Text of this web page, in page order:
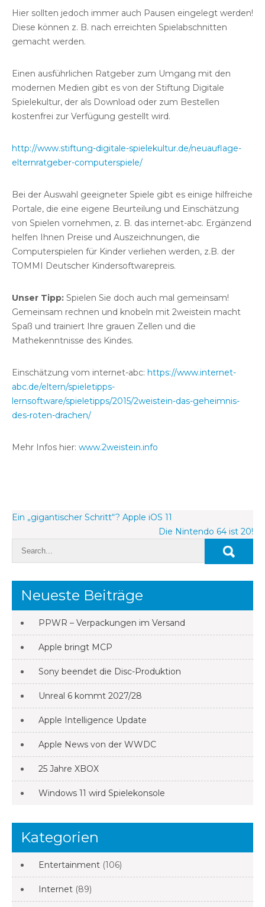
Hier sollten jedoch immer auch Pausen eingelegt werden!
Diese können z. B. nach erreichten Spielabschnitten
gemacht werden.
Einen ausführlichen Ratgeber zum Umgang mit den
modernen Medien gibt es von der Stiftung Digitale
Spielekultur, der als Download oder zum Bestellen
kostenfrei zur Verfügung gestellt wird.
http://www.stiftung-digitale-spielekultur.de/neuauflage-
elternratgeber-computerspiele/
Bei der Auswahl geeigneter Spiele gibt es einige hilfreiche
Portale, die eine eigene Beurteilung und Einschätzung
von Spielen vornehmen, z. B. das internet-abc. Ergänzend
helfen Ihnen Preise und Auszeichnungen, die
Computerspielen für Kinder verliehen werden, z.B. der
TOMMI Deutscher Kindersoftwarepreis.
Unser Tipp: Spielen Sie doch auch mal gemeinsam!
Gemeinsam rechnen und knobeln mit 2weistein macht
Spaß und trainiert Ihre grauen Zellen und die
Mathekenntnisse des Kindes.
Einschätzung vom internet-abc: https://www.internet-
abc.de/eltern/spieletipps-
lernsoftware/spieletipps/2015/2weistein-das-geheimnis-
des-roten-drachen/
Mehr Infos hier: www.2weistein.info
Beitragsnavigation
Ein „gigantischer Schritt“? Apple iOS 11
Die Nintendo 64 ist 20!
Neueste Beiträge
PPWR – Verpackungen im Versand
Apple bringt MCP
Sony beendet die Disc-Produktion
Unreal 6 kommt 2027/28
Apple Intelligence Update
Apple News von der WWDC
25 Jahre XBOX
Windows 11 wird Spielekonsole
Kategorien
Entertainment (106)
Internet (89)